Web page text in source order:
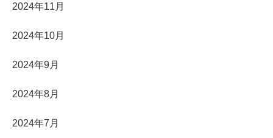
2024年11月
2024年10月
2024年9月
2024年8月
2024年7月